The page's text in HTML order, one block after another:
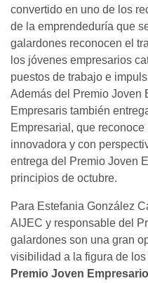
convertido en uno de los
de la emprendeduría que
galardones reconocen el
los jóvenes empresarios
puestos de trabajo e
Además del Premio Joven
Empresaris también
Empresarial, que
innovadora y con
entrega del Premio Joven
principios de octubre.
Para Estefania González
AIJEC y responsable del
galardones son una gran
visibilidad a la figura de
Premio Joven